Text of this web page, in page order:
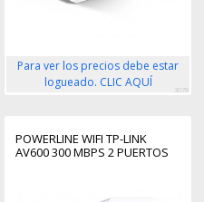
Para ver los precios debe estar
logueado. CLIC AQUÍ
3078
POWERLINE WIFI TP-LINK
AV600 300 MBPS 2 PUERTOS